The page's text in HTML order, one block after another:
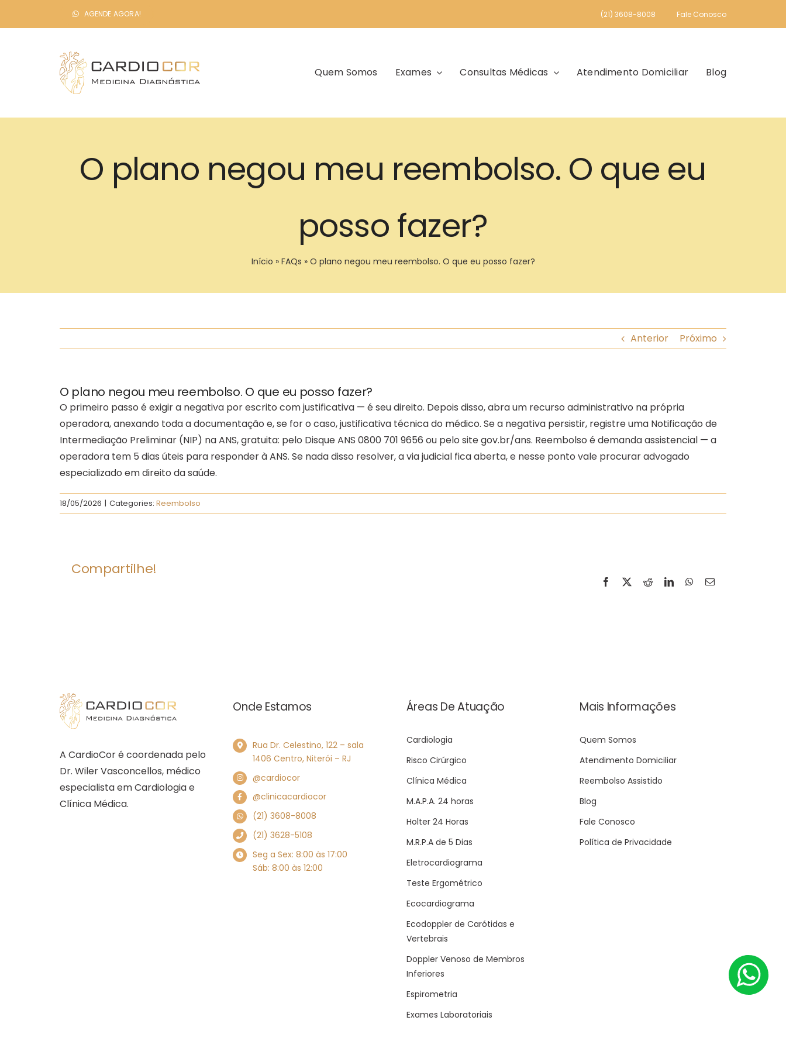
AGENDE AGORA! (21) 3608-8008 Fale Conosco
Quem Somos Exames Consultas Médicas Atendimento Domiciliar Blog
O plano negou meu reembolso. O que eu
posso fazer?
Início » FAQs » O plano negou meu reembolso. O que eu posso fazer?
Anterior Próximo
O plano negou meu reembolso. O que eu posso fazer?
O primeiro passo é exigir a negativa por escrito com justificativa — é seu direito. Depois disso, abra um recurso administrativo na própria
operadora, anexando toda a documentação e, se for o caso, justificativa técnica do médico. Se a negativa persistir, registre uma Notificação de
Intermediação Preliminar (NIP) na ANS, gratuita: pelo Disque ANS 0800 701 9656 ou pelo site gov.br/ans. Reembolso é demanda assistencial — a
operadora tem 5 dias úteis para responder à ANS. Se nada disso resolver, a via judicial fica aberta, e nesse ponto vale procurar advogado
especializado em direito da saúde.
18/05/2026 | Categories: Reembolso
Compartilhe!
Facebook RedditLinkedInWhatsApp
E-
A CardioCor é coordenada pelo
Dr. Wiler Vasconcellos, médico
especialista em Cardiologia e
Clínica Médica.
Onde Estamos
Rua Dr. Celestino, 122 – sala
1406 Centro, Niterói – RJ
@cardiocor
@clinicacardiocor
(21) 3608-8008
(21) 3628-5108
Seg a Sex: 8:00 às 17:00
Sáb: 8:00 às 12:00
Áreas De Atuação
Cardiologia
Risco Cirúrgico
Clínica Médica
M.A.P.A. 24 horas
Holter 24 Horas
M.R.P.A de 5 Dias
Eletrocardiograma
Teste Ergométrico
Ecocardiograma
Ecodoppler de Carótidas e
Vertebrais
Doppler Venoso de Membros
Inferiores
Espirometria
Exames Laboratoriais
Mais Informações
Quem Somos
Atendimento Domiciliar
Reembolso Assistido
Blog
Fale Conosco
Política de Privacidade